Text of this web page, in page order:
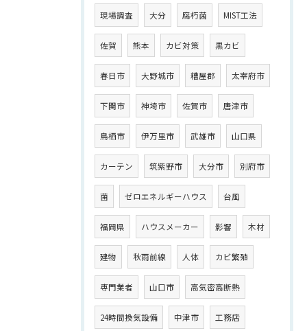
現場調査 大分 腐朽菌 MIST工法
佐賀 熊本 カビ対策 黒カビ
春日市 大野城市 糟屋郡 太宰府市
下関市 神埼市 佐賀市 唐津市
鳥栖市 伊万里市 武雄市 山口県
カーテン 筑紫野市 大分市 別府市
菌 ゼロエネルギーハウス 台風
福岡県 ハウスメーカー 影響 木材
建物 秋雨前線 人体 カビ繁殖
専門業者 山口市 高気密高断熱
24時間換気設備 中津市 工務店